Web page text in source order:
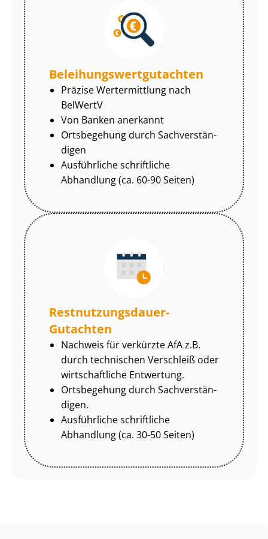
Be­lei­hungs­wert­gut­ach­ten
Präzise Wertermittlung nach
BelWertV
Von Banken anerkannt
Ortsbegehung durch Sach­ver­stän­
di­gen
Ausführliche schriftliche
Abhandlung (ca. 60-90 Seiten)
Rest­nut­zungs­dau­er-
Gutachten
Nachweis für verkürzte AfA z.B.
durch technischen Verschleiß oder
wirtschaftliche Entwertung.
Ortsbegehung durch Sach­ver­stän­
di­gen.
Ausführliche schriftliche
Abhandlung (ca. 30-50 Seiten)